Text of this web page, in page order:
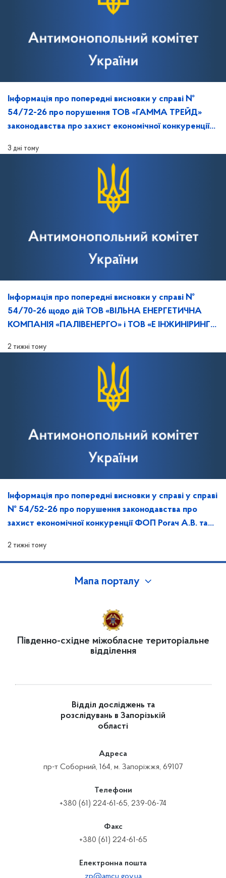
Інформація про попередні висновки у справі №
54/72-26 про порушення ТОВ «ГАММА ТРЕЙД»
законодавства про захист економічної конкуренції
справи
3 дні тому
Інформація про попередні висновки у справі №
54/70-26 щодо дій ТОВ «ВІЛЬНА ЕНЕРГЕТИЧНА
КОМПАНІЯ «ПАЛІВЕНЕРГО» і ТОВ «Е ІНЖИНІРИНГ»,
справи
2 тижні тому
Інформація про попередні висновки у справі у справі
№ 54/52-26 про порушення законодавства про
захист економічної конкуренції ФОП Рогач А.В. та
розгляду
2 тижні тому
Мапа порталу
Південно-східне міжобласне територіальне
відділення
Відділ досліджень та
розслідувань в Запорізькій
області
Адреса
пр-т Соборний, 164, м. Запоріжжя, 69107
Телефони
+380 (61) 224-61-65, 239-06-74
Факс
+380 (61) 224-61-65
Електронна пошта